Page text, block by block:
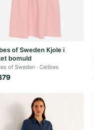
of Sweden Kjole i
bomuld
of Sweden Cellbes